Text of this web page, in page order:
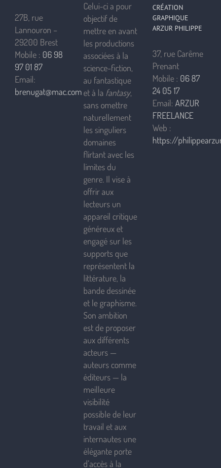
27B, rue
Lannouron –
29200 Brest
Mobile : 06 98
97 01 87
Email:
brenugat@mac.com
Celui-ci a pour
objectif de
mettre en avant
les productions
associées à la
science-fiction,
au fantastique
et à la fantasy,
sans omettre
naturellement
les singuliers
domaines
flirtant avec les
limites du
genre. Il vise à
offrir aux
lecteurs un
appareil critique
généreux et
engagé sur les
supports que
représentent la
littérature, la
bande dessinée
et le graphisme.
Son ambition
est de proposer
aux différents
acteurs —
auteurs comme
éditeurs — la
meilleure
visibilité
possible de leur
travail et aux
internautes une
élégante porte
d’accès à la
CRÉATION
GRAPHIQUE
ARZUR PHILIPPE
37, rue Carême
Prenant
Mobile : 06 87
24 05 17
Email: ARZUR
FREELANCE
Web :
https://